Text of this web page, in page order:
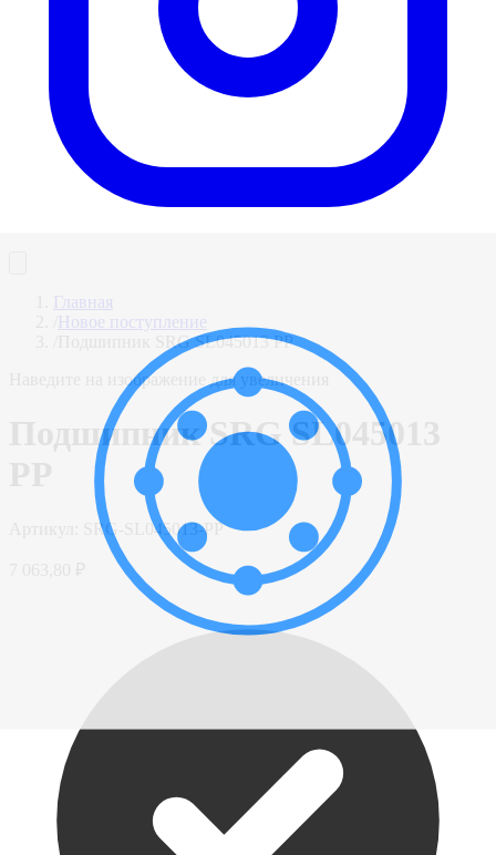
Главная
Новое поступление
Подшипник SRG SL045013 PP
Наведите на изображение для увеличения
Подшипник SRG SL045013
SRG-SL045013-PP